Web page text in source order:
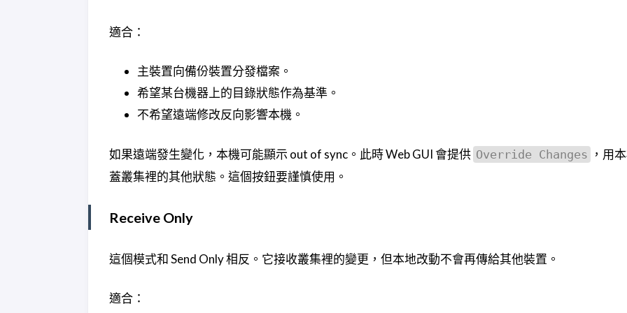
適合：
主裝置向備份裝置分發檔案。
希望某台機器上的目錄狀態作為基準。
不希望遠端修改反向影響本機。
如果遠端發生變化，本機可能顯示 out of sync。此時 Web GUI 會提供 Override Changes ，用
蓋叢集裡的其他狀態。這個按鈕要謹慎使用。
Receive Only
這個模式和 Send Only 相反。它接收叢集裡的變更，但本地改動不會再傳給其他裝置。
適合：